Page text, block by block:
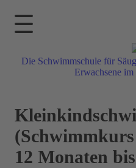
Die Schwimmschule für
Erwachsene
12 Monaten